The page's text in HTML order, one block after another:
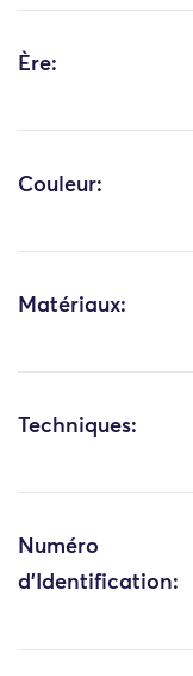
Ère:
Couleur:
Matériaux:
Techniques:
Numéro
d'Identification: